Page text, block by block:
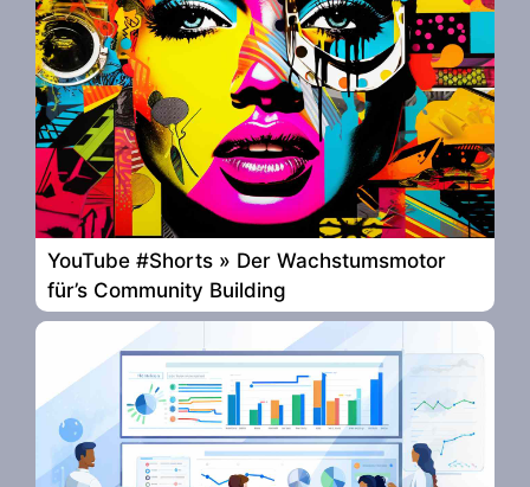
YouTube #Shorts » Der Wachstumsmotor
für’s Community Building